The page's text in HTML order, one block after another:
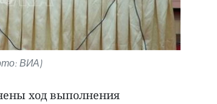
ВИА)
ход выполнения